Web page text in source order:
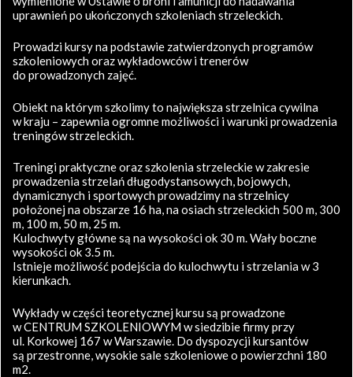
uprawnień po ukończonych szkoleniach strzeleckich.
Prowadzi kursy na podstawie zatwierdzonych programów
szkoleniowych oraz wykładowców i trenerów
do prowadzonych zajęć.
Obiekt na którym szkolimy to największa strzelnica cywilna
w kraju – zapewnia ogromne możliwości i warunki prowadzenia
treningów strzeleckich.
Treningi praktyczne oraz szkolenia strzeleckie w zakresie
prowadzenia strzelań długodystansowych, bojowych,
dynamicznych i sportowych prowadzimy na strzelnicy
położonej na obszarze 16 ha, na osiach strzeleckich 500 m, 300
m, 100 m, 50 m, 25 m.
Kulochwyty główne są na wysokości ok 30 m. Wały boczne
wysokości ok 3.5 m.
Istnieje możliwość podejścia do kulochwytu i strzelania w 3
kierunkach.
Wykłady w części teoretycznej kursu są prowadzone
w CENTRUM SZKOLENIOWYM w siedzibie firmy przy
ul. Korkowej 167 w Warszawie. Do dyspozycji kursantów
są przestronne, wysokie sale szkoleniowe o powierzchni 180
m2.